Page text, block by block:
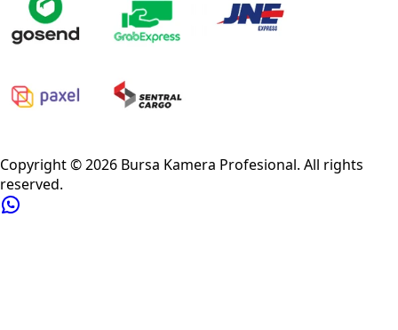
Copyright ©2026 Bursa Kamera Profesional. All rights
reserved.